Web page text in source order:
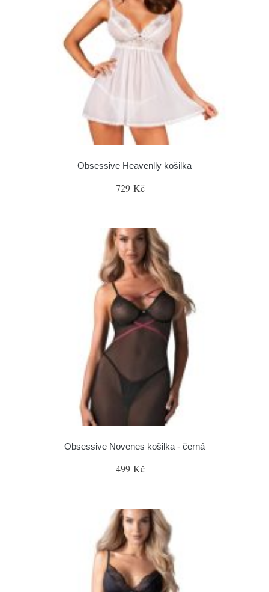
Obsessive Heavenlly košilka
729 Kč
Obsessive Novenes košilka - černá
499 Kč